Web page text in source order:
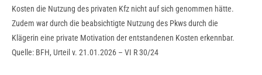
Kosten die Nutzung des privaten Kfz nicht auf sich genommen hätte.
Zudem war durch die beabsichtigte Nutzung des Pkws durch die
Klägerin eine private Motivation der entstandenen Kosten erkennbar.
Quelle: BFH, Urteil v. 21.01.2026 – VI R 30/24